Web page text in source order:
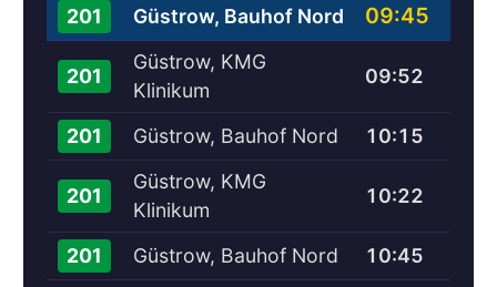
201 Güstrow, Bauhof Nord 09:45
201
Güstrow, KMG
Klinikum
09:52
201 Güstrow, Bauhof Nord 10:15
201
Güstrow, KMG
Klinikum
10:22
201 Güstrow, Bauhof Nord 10:45